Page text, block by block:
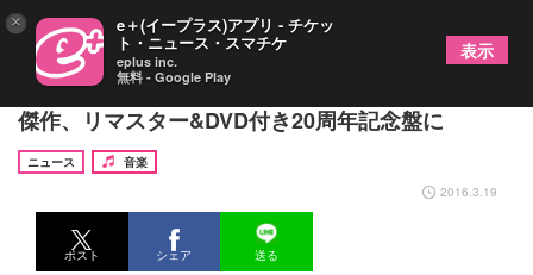
マニックスがメンバー失踪の悲しみを超えて放った
傑作、リマスター&DVD付き20周年記念盤に
ニュース
音楽
2016.3.19
ポスト シェア 送る
× e＋(イープラス)アプリ - チケッ
ト・ニュース・スマチケ
eplus inc.
無料 - Google Play
表示